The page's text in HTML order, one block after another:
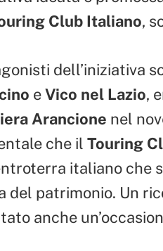
Club Italiano,
dell’iniziativa
eVico nel Lazio,
Arancione nel
che il Touring
italiano che
del patrimonio. Un
anche